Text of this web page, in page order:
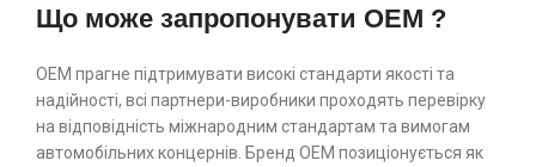
Що може запропонувати OEM ?
ОЕМ прагне підтримувати високі стандарти якості та
надійності, всі партнери-виробники проходять перевірку
на відповідність міжнародним стандартам та вимогам
автомобільних концернів. Бренд ОЕМ позиціонується як